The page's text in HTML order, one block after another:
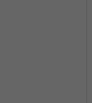
とまでサポートが
相続のことで悩む方